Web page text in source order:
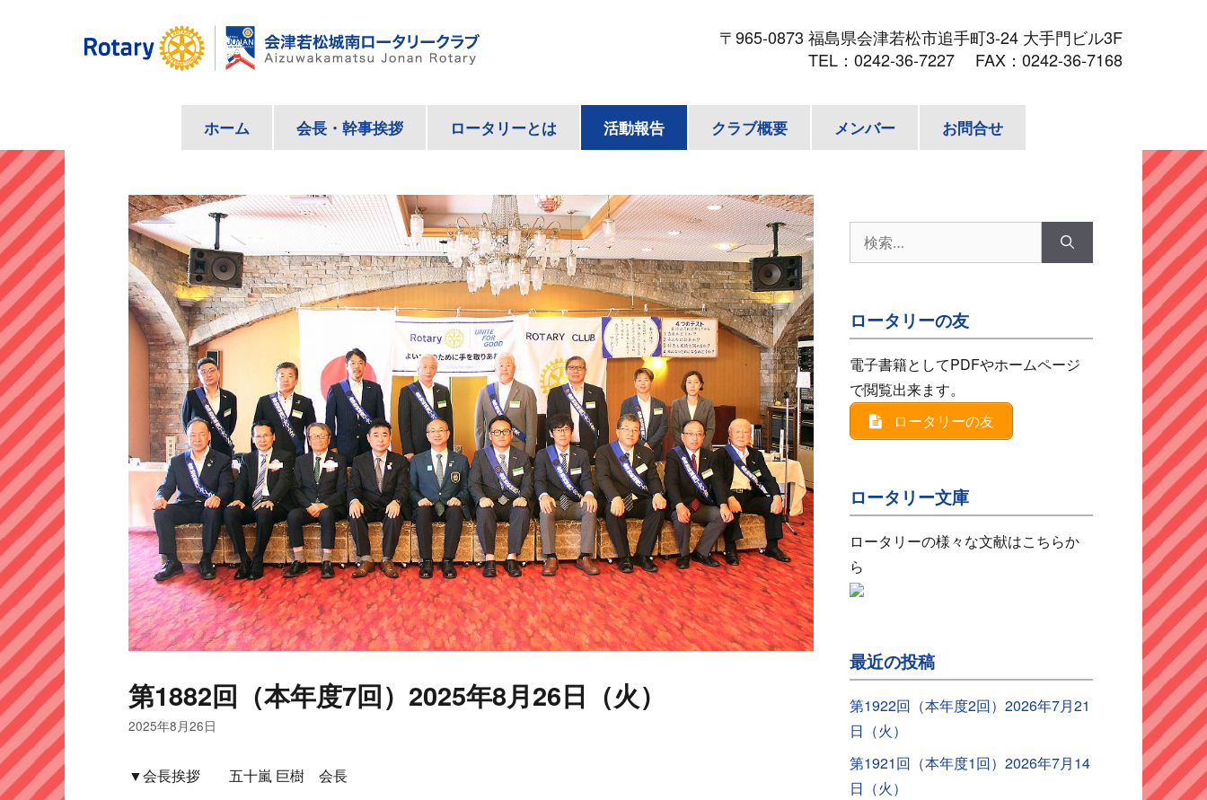
ス
キ
ッ
プ
〒965-0873 福島県会津若松市追手町3-24 大手門ビル3F
TEL： 0242-36-7227 FAX：0242-36-7168
ホーム 会長・幹事挨拶 ロータリーとは 活動報告 クラブ概要 メンバー お問合せ
第1882回（本年度7回）2025年8月26日（火）
2025年8月26日
▼会長挨拶 五十嵐 巨樹 会長
索:
ロータリーの友
電子書籍としてPDFやホームページ
で閲覧出来ます。
ロータリーの友
ロータリー文庫
ロータリーの様々な文献はこちらか
ら
最近の投稿
第1922回（本年度2回）2026年7月21
日（火）
第1921回（本年度1回）2026年7月14
日（火）